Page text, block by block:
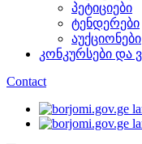
პეტიციები
ტენდერები
აუქციონები
კონკურსები და
Contact